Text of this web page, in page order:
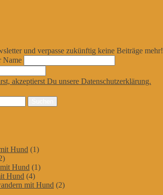
und verpasse zukünftig keine Beiträge mehr!
Name
akzeptierst Du unsere Datenschutzerklärung.
Hund (1)
Hund (1)
Hund (4)
mit Hund (2)